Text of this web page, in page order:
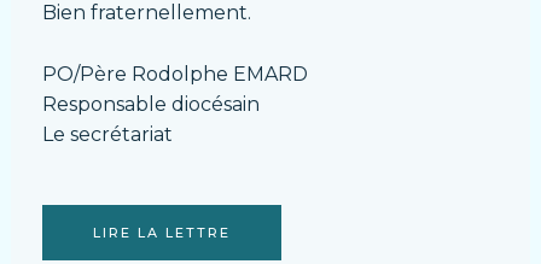
Bien fraternellement.
PO/Père Rodolphe EMARD
Responsable diocésain
Le secrétariat
LIRE LA LETTRE